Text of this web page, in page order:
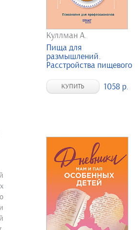
Куллман А.
Пища для
размышлений.
Расстройства пищевого
КУПИТЬ 1058 р.